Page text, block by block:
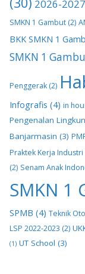
2026-2027
SMKN 1 Gambut (2)
BKK SMKN 1
SMKN 1
Penggerak (2)
Infografis (4) in
Pengenalan
Banjarmasin (3)
Praktek Kerja Industri
(2) Senam Anak
SMKN 1
SPMB (4) Teknik
LSP 2022-2023 (2)
(1) UT School (3)